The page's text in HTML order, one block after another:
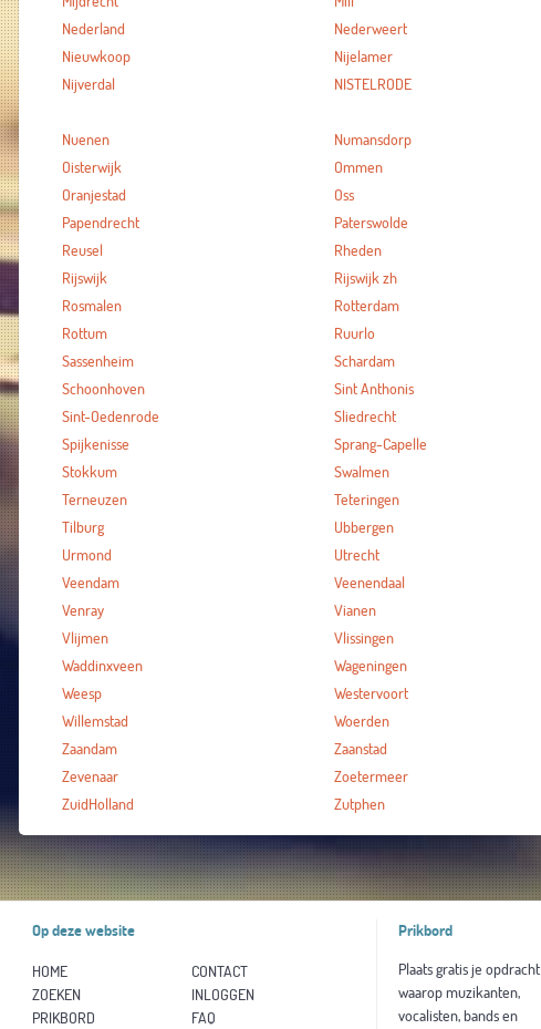
Nederland
Nederweert
Nieuwkoop
Nijelamer
Nijverdal
NISTELRODE
Nuenen
Numansdorp
Oisterwijk
Ommen
Oranjestad
Oss
Papendrecht
Paterswolde
Reusel
Rheden
Rijswijk
Rijswijk zh
Rosmalen
Rotterdam
Rottum
Ruurlo
Sassenheim
Schardam
Schoonhoven
Sint Anthonis
Sint-Oedenrode
Sliedrecht
Spijkenisse
Sprang-Capelle
Stokkum
Swalmen
Terneuzen
Teteringen
Tilburg
Ubbergen
Urmond
Utrecht
Veendam
Veenendaal
Venray
Vianen
Vlijmen
Vlissingen
Waddinxveen
Wageningen
Weesp
Westervoort
Willemstad
Woerden
Zaandam
Zaanstad
Zevenaar
Zoetermeer
ZuidHolland
Zutphen
Op deze website
HOME
CONTACT
ZOEKEN
INLOGGEN
PRIKBORD
FAQ
Prikbord
Plaats gratis je opdracht
waarop muzikanten,
vocalisten, bands en